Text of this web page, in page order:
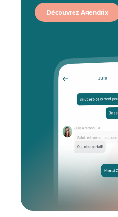
Découvrez Agendrix